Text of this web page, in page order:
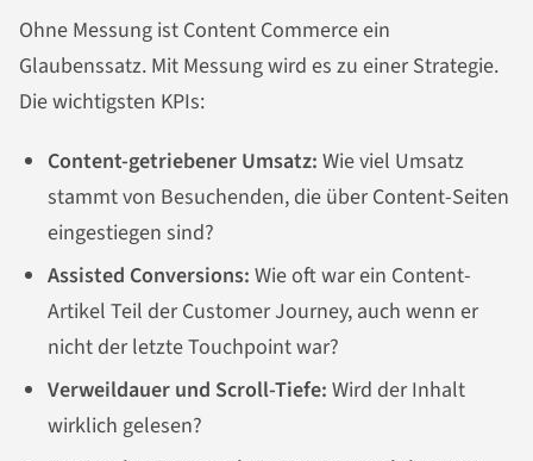
Ohne Messung ist Content Commerce ein
Glaubenssatz. Mit Messung wird es zu einer Strategie.
Die wichtigsten KPIs:
Content-getriebener Umsatz: Wie viel Umsatz
stammt von Besuchenden, die über Content-Seiten
eingestiegen sind?
Assisted Conversions: Wie oft war ein Content-
Artikel Teil der Customer Journey, auch wenn er
nicht der letzte Touchpoint war?
Verweildauer und Scroll-Tiefe: Wird der Inhalt
wirklich gelesen?